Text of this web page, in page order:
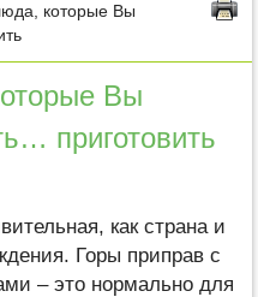
которые Вы
Вы
приготовить
как страна и
Горы приправ с
– это нормально для